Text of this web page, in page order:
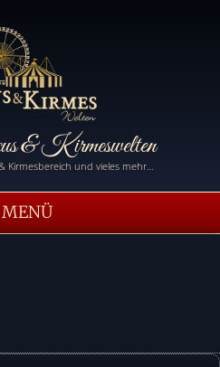
& Kirmeswelten
Kirmesbereich und vieles mehr…
MENÜ